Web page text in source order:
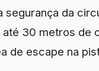
segurança da
30 metros de
de escape na